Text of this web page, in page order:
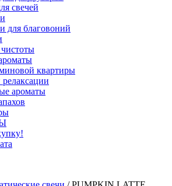
свечей
для благовоний
квартиры
ароматы